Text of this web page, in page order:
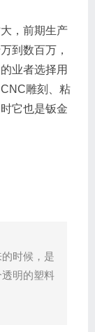
，前期生产
到数百万，
业者选择用
雕刻、粘
它也是钣金
时候，是
明的塑料